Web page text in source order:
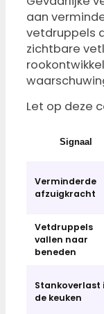
aan
vetdruppels
zichtbare
Let op deze
Signaal
Verminderde
afzuigkracht
Vetdruppels
vallen naar
beneden
Stankoverlast
de keuken